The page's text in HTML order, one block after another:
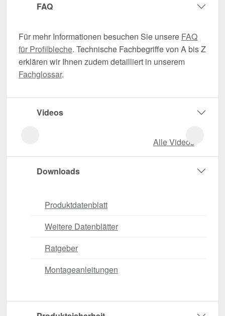
FAQ
Für mehr Informationen besuchen Sie unsere FAQ
für Profilbleche. Technische Fachbegriffe von A bis Z
erklären wir Ihnen zudem detailliert in unserem
Fachglossar.
Videos
Alle Videos
Downloads
Produktdatenblatt
Weitere Datenblätter
Ratgeber
Montageanleitungen